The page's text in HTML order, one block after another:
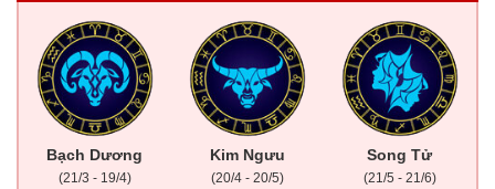
Bạch Dương
(21/3 - 19/4)
Kim Ngưu
(20/4 - 20/5)
Song Tử
(21/5 - 21/6)